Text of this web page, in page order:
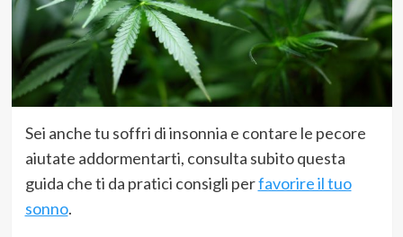
Sei anche tu soffri di insonnia e contare le pecore
aiutate addormentarti, consulta subito questa
guida che ti da pratici consigli perfavorire il tuo
sonno.